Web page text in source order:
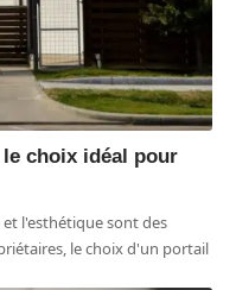
choix idéal pour
l'esthétique sont des
le choix d'un portail